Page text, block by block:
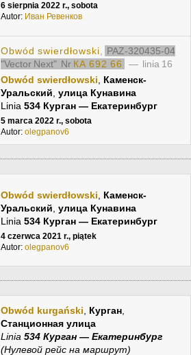
6 sierpnia 2022 r., sobota
Autor: Иван Ревенков
Obwód swierdłowski
PAZ-320435-04
"Vector Next" Nr КА 692 66
— linia 16
Obwód swierdłowski
Каменск-
Уральский улица Кунавина
Linia 534 Курган — Екатеринбург
5 marca 2022 r., sobota
Autor: olegpanov6
Obwód swierdłowski
Каменск-
Уральский улица Кунавина
Linia 534 Курган — Екатеринбург
4 czerwca 2021 r., piątek
Autor: olegpanov6
Obwód kurgański Курган,
Станционная улица
Linia 534 Курган — Екатеринбург
(Нулевой рейс на маршрут)